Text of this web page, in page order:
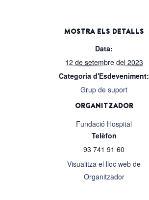
MOSTRA ELS DETALLS
Data:
12 de setembre del 2023
Categoria d'Esdeveniment:
Grup de suport
ORGANITZADOR
Fundació Hospital
Telèfon
93 741 91 60
Visualitza el lloc web de
Organitzador